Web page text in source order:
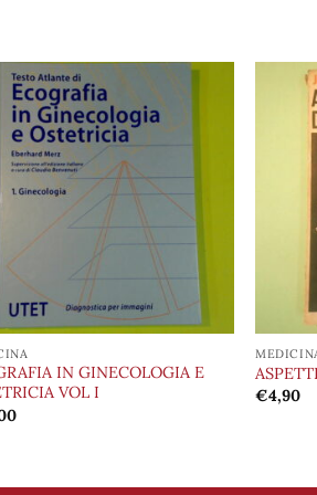
Aggiungi
dei
IN GINECOLOGIA E
VOL I
€4,90